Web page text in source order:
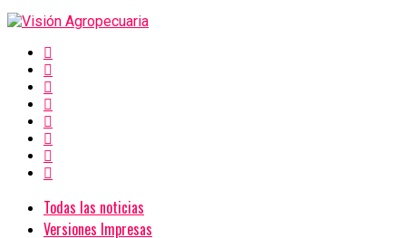
Todas las noticias
Versiones Impresas